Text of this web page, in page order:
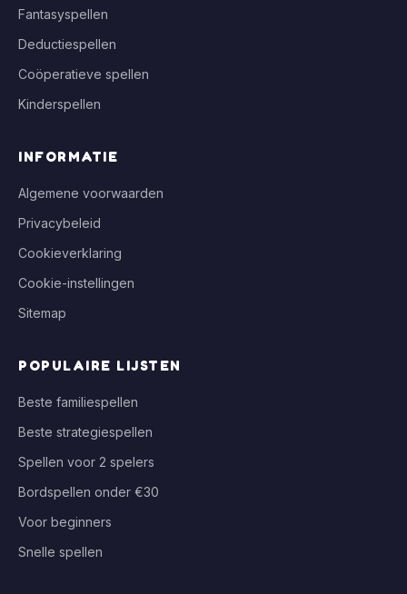
Fantasyspellen
Deductiespellen
Coöperatieve spellen
Kinderspellen
INFORMATIE
Algemene voorwaarden
Privacybeleid
Cookieverklaring
Cookie-instellingen
Sitemap
POPULAIRE LIJSTEN
Beste familiespellen
Beste strategiespellen
Spellen voor 2 spelers
Bordspellen onder €30
Voor beginners
Snelle spellen